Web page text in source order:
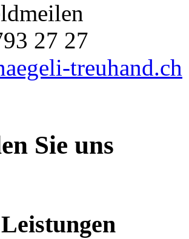
27 27
treuhand.ch
Sie uns